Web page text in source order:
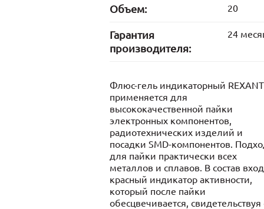
Объем: 20
Гарантия
производителя:
24
Флюс-гель индикаторный REXANT
применяется для
высококачественной пайки
электронных компонентов,
радиотехнических изделий и
посадки SMD-компонентов.
для пайки практически всех
металлов и сплавов. В состав
красный индикатор активности,
который после пайки
обесцвечивается, свидетельствуя